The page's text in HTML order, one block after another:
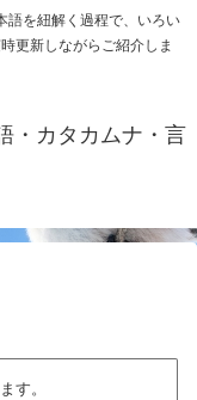
を紐解く過程で、いろい
更新しながらご紹介しま
・カタカムナ・言
す。